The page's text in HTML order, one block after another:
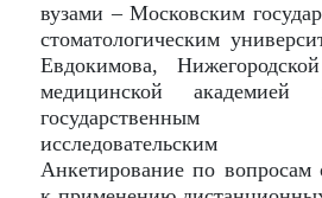
вузами – Московским
стоматологическим
Евдокимова, Нижегородской
медицинской академией
государственным
исследовательским
Анкетирование по вопросам